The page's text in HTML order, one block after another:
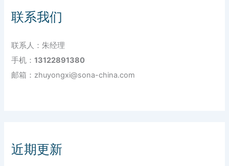
联系我们
联系人：朱经理
手机：13122891380
邮箱：zhuyongxi@sona-china.com
近期更新